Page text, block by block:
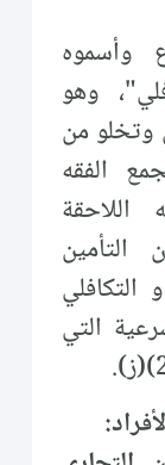
وأسموه
وهو
وتخلو من
الفقه
اللاحقة
149/16/7 بشأن التأمين
التي